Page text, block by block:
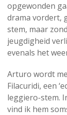
opgewonden
drama vordert,
stem, maar
jeugdigheid
evenals het
Arturo wordt
Filacuridi, een
leggiero-stem.
vind ik hem